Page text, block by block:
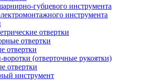
губцевого инструмента
инструмента
отвертки
отвертки
отвертки
воротки (отверточные рукоятки)
отвертки
инструмент